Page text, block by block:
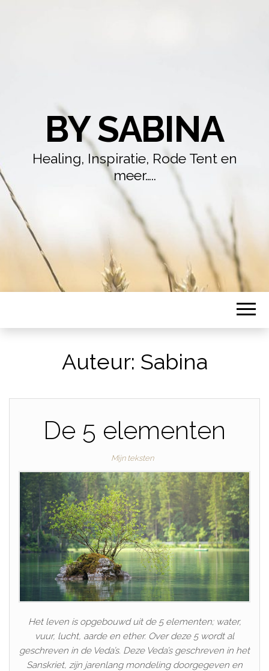
BY SABINA
Healing, Inspiratie, Rode Tent en
meer…..
Auteur: Sabina
De 5 elementen
Mijn teksten
Het leven is opgebouwd uit de 5 elementen; water,
vuur, lucht, aarde en ether. Over deze 5 wordt al
geschreven in de Veda’s. Deze Veda’s geschreven in het
Sanskriet, zijn jarenlang mondeling doorgegeven en